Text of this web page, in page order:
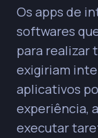
e em
A IA
Os apps de
softwares
para realizar
exigiriam
aplicativos
experiência,
executar